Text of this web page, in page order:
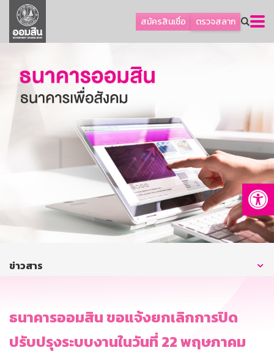
สมัครสินเชื่อ ตรวจสลาก
ลูกค้าธุรกิจ
ลูกค้าผู้ประกอบรายย่อย
ออมเพื่อสุข
เกี่ยวกับธนาคาร
การพัฒนาที่ยั่งยืน
บริการทางการเงิน
ติดต่อเรา
บริการออนไลน์
ข่าวสาร
ธนาคารออมสิน ขอแจ้งยกเลิกการปิด
ปรับปรุงระบบงานในวันที่ 22 พฤษภาคม